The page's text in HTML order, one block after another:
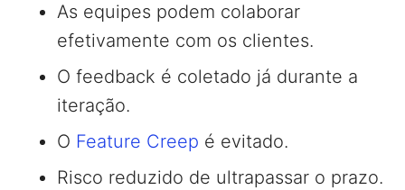
As equipes podem colaborar
efetivamente com os clientes.
O feedback é coletado já durante a
iteração.
O Feature Creep é evitado.
Risco reduzido de ultrapassar o prazo.